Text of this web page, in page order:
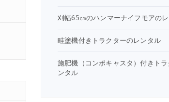
刈幅65㎝のハンマーナイフモアの
畦塗機付きトラクターのレンタル
施肥機（コンポキャスタ）付きト
ンタル